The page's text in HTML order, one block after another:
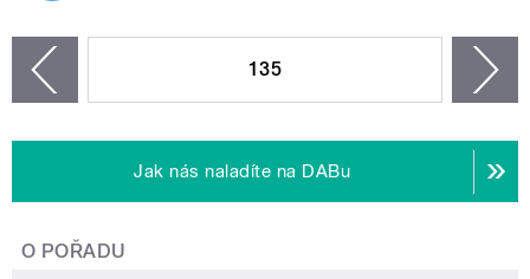
135
Jak nás naladíte na DABu
O POŘADU